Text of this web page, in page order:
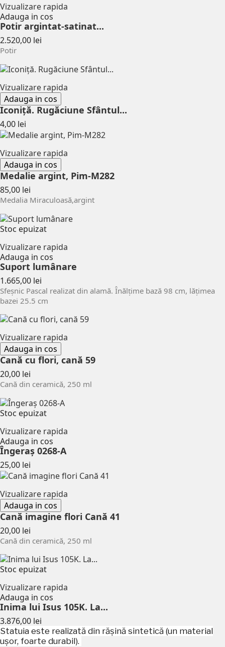
Vizualizare rapida
Adauga in cos
Potir argintat-satinat...
2.520,00 lei
Potir
Vizualizare rapida
Adauga in cos
Iconiță. Rugăciune Sfântul...
4,00 lei
Vizualizare rapida
Adauga in cos
Medalie argint, Pim-M282
85,00 lei
Medalia Miraculoasă,argint
Stoc epuizat
Vizualizare rapida
Adauga in cos
Suport lumânare
1.665,00 lei
Sfeșnic Pascal realizat din alamă. Înălțime bază 98 cm, lățimea
bazei 25.5 cm
Vizualizare rapida
Adauga in cos
Cană cu flori, cană 59
20,00 lei
Cană din ceramică, 250 ml
Stoc epuizat
Vizualizare rapida
Adauga in cos
Îngeraș 0268-A
25,00 lei
Vizualizare rapida
Adauga in cos
Cană imagine flori Cană 41
20,00 lei
Cană din ceramică, 250 ml
Stoc epuizat
Vizualizare rapida
Adauga in cos
Inima lui Isus 105K. La...
3.876,00 lei
Statuia este realizată din rășină sintetică (un material
ușor, foarte durabil).